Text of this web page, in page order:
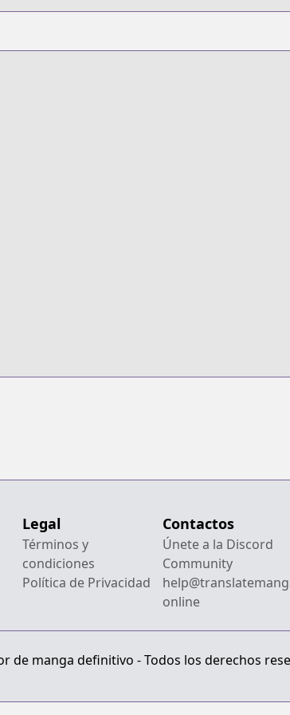
Legal
Términos y
condiciones
Política de Privacidad
Contactos
Únete a la Discord
Community
online
de manga definitivo - Todos los derechos